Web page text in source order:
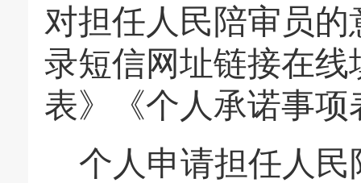
对担任人民陪审员
录短信网址链接在
表》《个人承诺事项
个人申请担任人